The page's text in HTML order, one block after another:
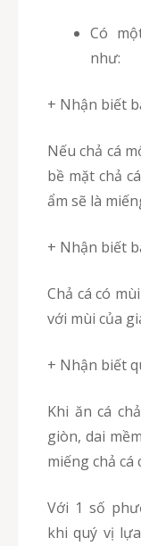
Có
như:
+ Nhận biết
Nếu chả cá mối xắt ra có màu trắng ngà, trên
bề mặt chả
ẩm sẽ là
+ Nhận biết
Chả cá có mùi thơm nhẹ của thịt cá biển cùng
với mùi của
+ Nhận biết
Khi ăn cá chả nếu có mùi vị thơm ngọt, hơi
giòn, dai
miếng chả cá
Với 1 số phương pháp nhận biết như trên,
khi quý vị